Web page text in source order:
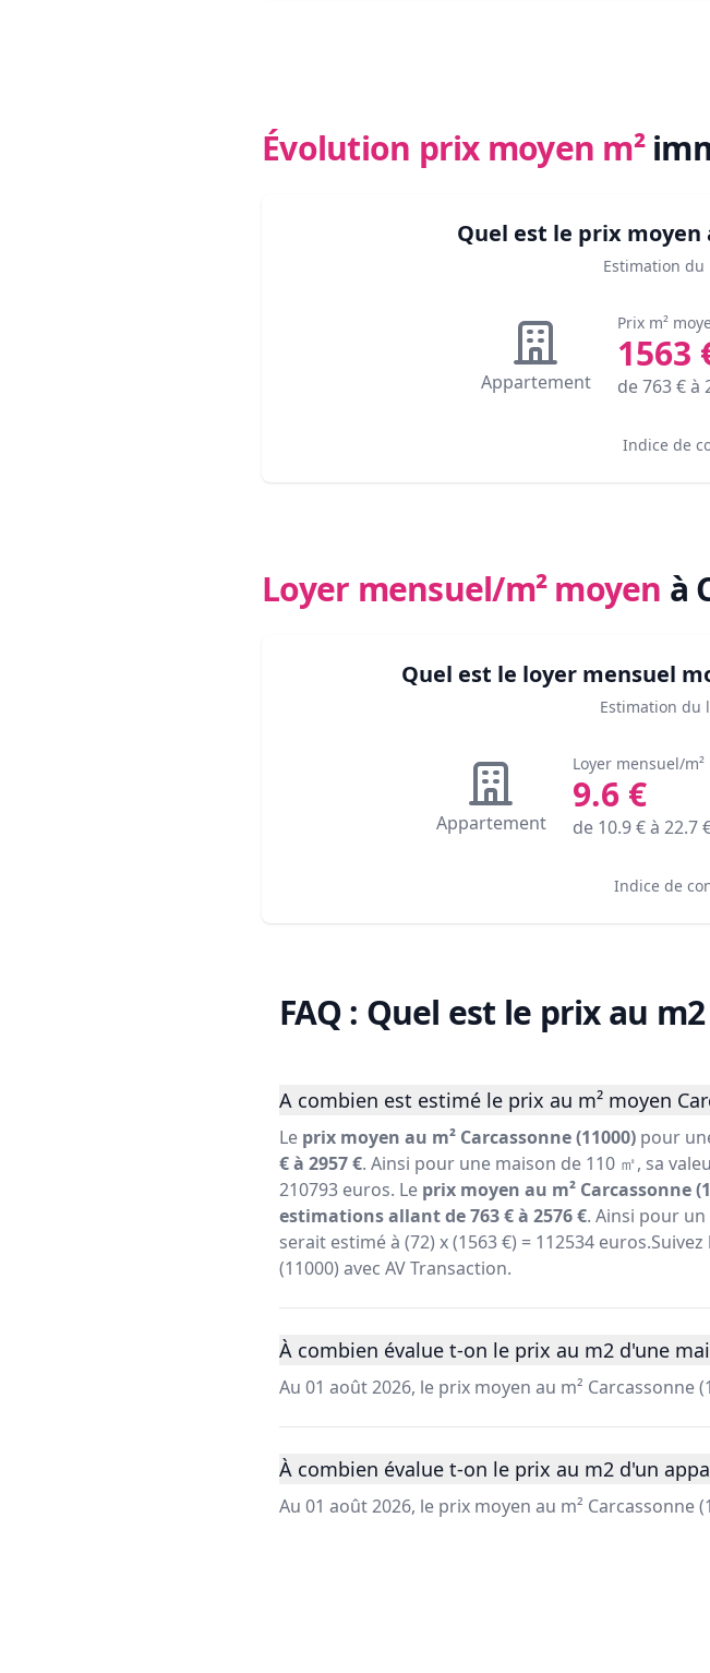
Évolution prix moyen m²
Quel est le prix moyen
Estimation du
Appartement
Prix m²
1563
de763€ à
Indice de
Loyer mensuel/m² moyen à
Quel est le loyer mensuel
Estimation du
Appartement
Loyer mensuel/m²
9.6€
de 10.9€ à 22.7
Indice de
FAQ : Quel est le prix au m2
A combien est estimé le prix au m² moyen
Le prix moyen au m² Carcassonne (11000) pour
€ à 2957 €. Ainsi pour une maison de 110 ㎡, sa
210793 euros. Le prix moyen au m² Carcassonne
estimations allant de 763 € à 2576 €. Ainsi pour
serait estimé à (72) x (1563 €) = 112534
(11000) avec AV Transaction.
À combien évalue t-on le prix au m2 d'une
Au 01 août 2026, le prix moyen au m² Carcassonne
À combien évalue t-on le prix au m2 d'un
Au 01 août 2026, le prix moyen au m²